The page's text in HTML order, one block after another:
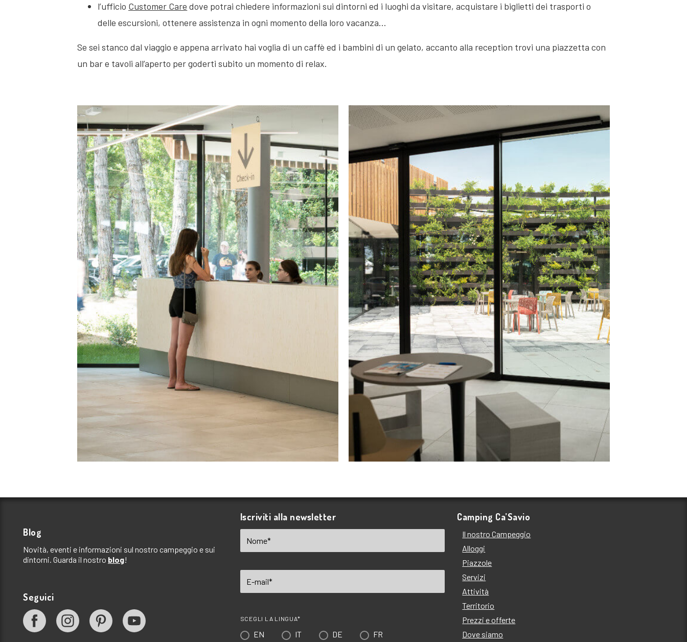
l’ufficio Customer Care dove potrai chiedere informazioni sui dintorni ed i luoghi da visitare, acquistare i biglietti dei trasporti o
delle escursioni, ottenere assistenza in ogni momento della loro vacanza…
Se sei stanco dal viaggio e appena arrivato hai voglia di un caffè ed i bambini di un gelato, accanto alla reception trovi una piazzetta con
un bar e tavoli all’aperto per goderti subito un momento di relax.
Blog
Novità, eventi e informazioni sul nostro campeggio e sui
dintorni. Guarda il nostro blog!
Seguici
Iscriviti alla newsletter
SCEGLI LA LINGUA*
EN IT DE FR
Camping Ca’Savio
Il nostro Campeggio
Alloggi
Piazzole
Servizi
Attività
Territorio
Prezzi e offerte
Dove siamo